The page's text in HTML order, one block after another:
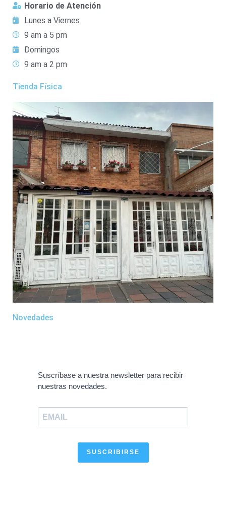
Horario de Atención
Lunes a Viernes
9 am a 5 pm
Domingos
9 am a 2 pm
Tienda Física
Novedades
Suscríbase a nuestra newsletter para recibir
nuestras novedades.
SUSCRIBIRSE